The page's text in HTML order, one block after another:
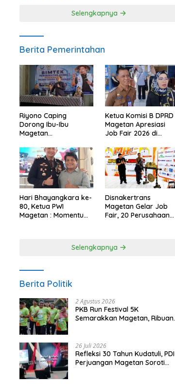
Selengkapnya
Berita Pemerintahan
Riyono Caping
Dorong Ibu-Ibu
Magetan
Ikan, Perkuat Budaya
Gemar Makan Ikan
Ketua Komisi B DPRD
Magetan Apresiasi
Job Fair 2026 di
Anggaran
Hari Bhayangkara ke-
80, Ketua PWI
Magetan : Momentum
Disnakertrans
Magetan Gelar Job
Fair, 20 Perusahaan
Selengkapnya
Berita Politik
2 Agustus 2026
PKB Run Festival 5K
Semarakkan Magetan, Ribuan
26 Juli 2026
Refleksi 30 Tahun Kudatuli, PDI
Perjuangan Magetan Soroti